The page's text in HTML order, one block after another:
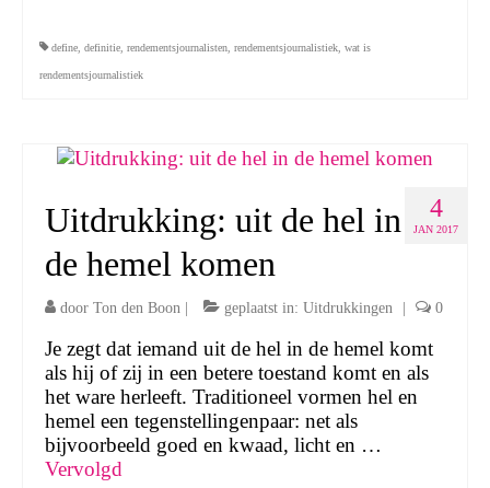
define, definitie, rendementsjournalisten, rendementsjournalistiek, wat is
rendementsjournalistiek
4
JAN 2017
Uitdrukking: uit de hel in
de hemel komen
door Ton den Boon geplaatst in: Uitdrukkingen 0
Je zegt dat iemand uit de hel in de hemel komt
als hij of zij in een betere toestand komt en als
het ware herleeft. Traditioneel vormen hel en
hemel een tegenstellingenpaar: net als
bijvoorbeeld goed en kwaad, licht en …
Vervolgd